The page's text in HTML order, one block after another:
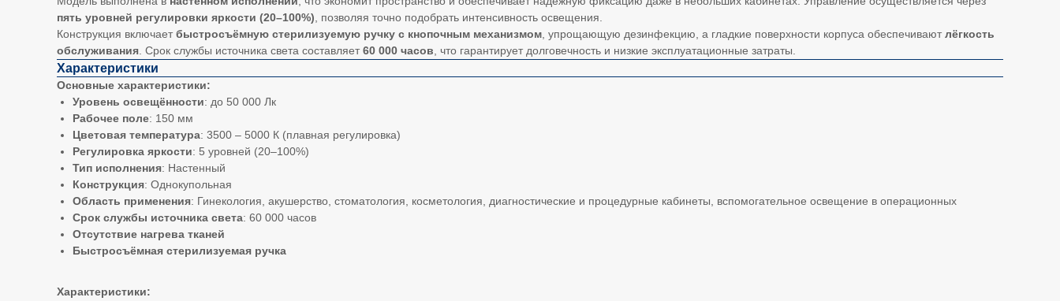
пять уровней регулировки яркости (20–100%) , позволяя точно подобрать интенсивность освещения.
Конструкция включаетбыстросъёмную стерилизуемую ручку с кнопочным механизмом , упрощающую дезинфекцию, а гладкие поверхности корпуса обеспечиваютлёгкость
обслуживания . Срок службы источника света составляет60 000 часов , что гарантирует долговечность и низкие эксплуатационные затраты.
Характеристики
Основные характеристики:
Уровень освещённости: до 50 000 Лк
Рабочее поле: 150 мм
Цветовая температура: 3500 – 5000 К (плавная регулировка)
Регулировка яркости: 5 уровней (20–100%)
Тип исполнения: Настенный
Конструкция: Однокупольная
Область применения: Гинекология, акушерство, стоматология, косметология, диагностические и процедурные кабинеты, вспомогательное освещение в операционных
Срок службы источника света: 60 000 часов
Отсутствие нагрева тканей
Быстросъёмная стерилизуемая ручка
Характеристики: